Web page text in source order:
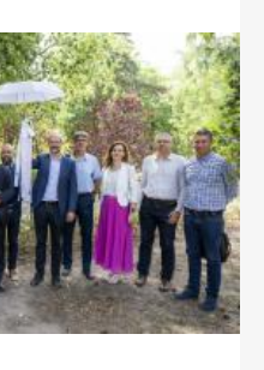
a Naplás-tó